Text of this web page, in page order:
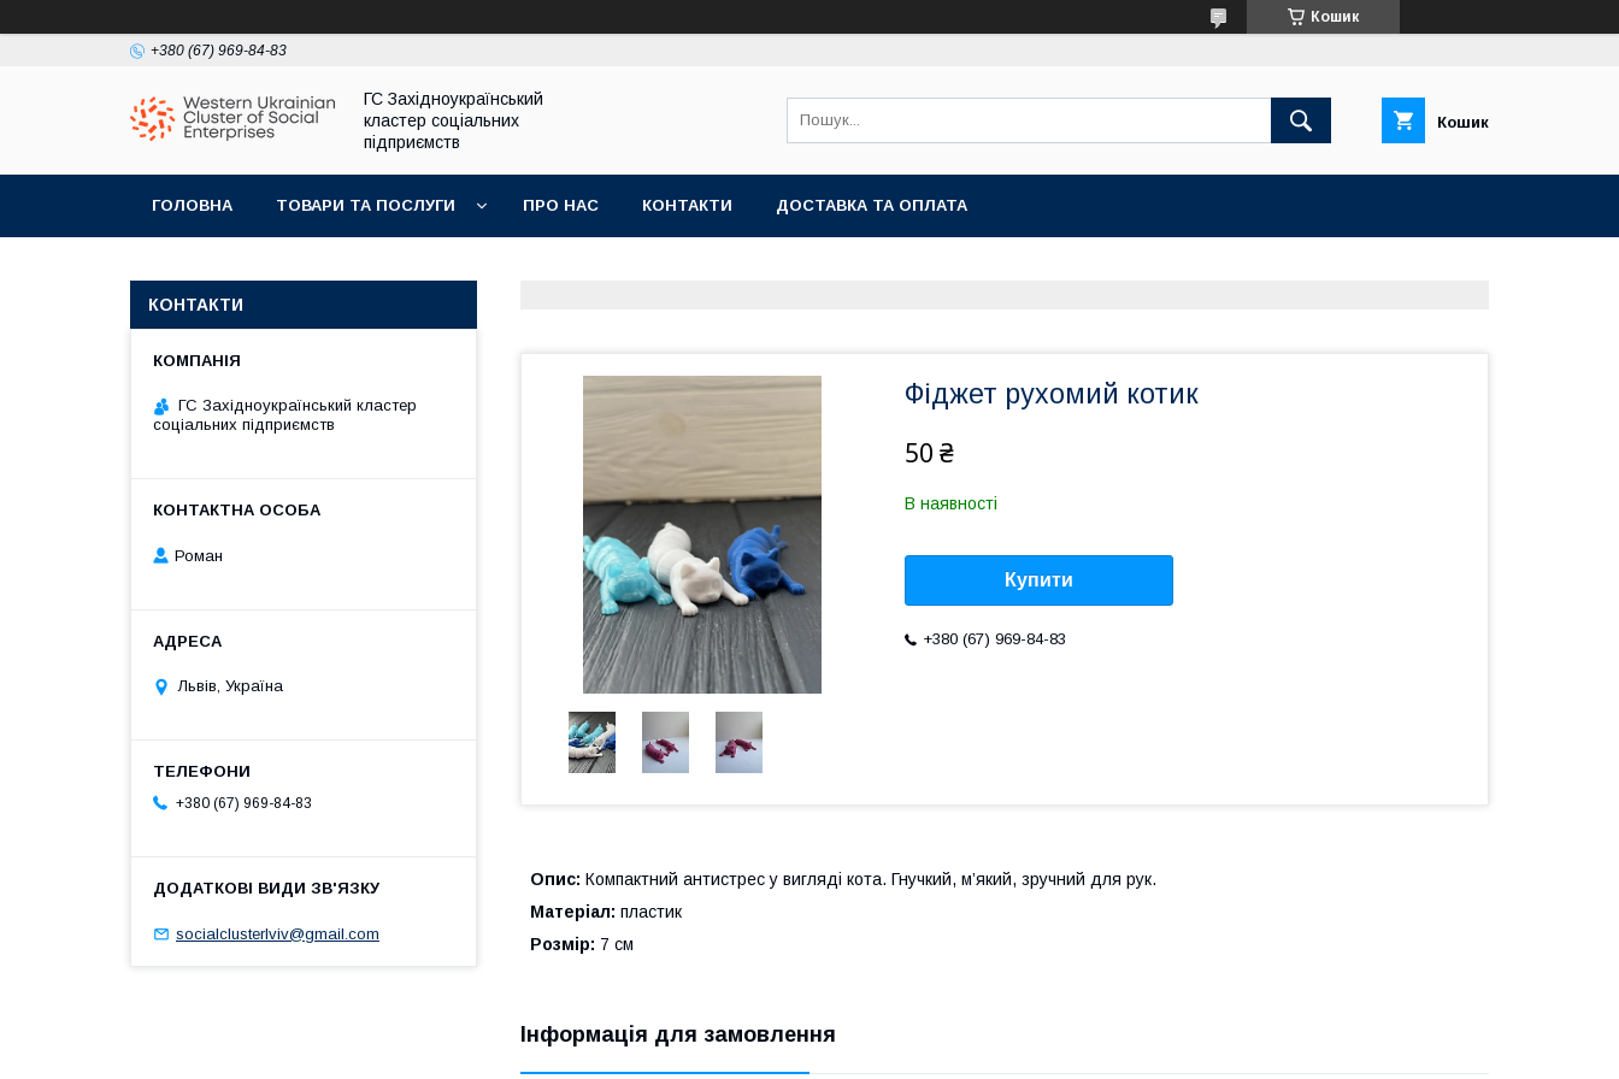
Кошик
+380 (67) 969-84-83
ГС Західноукраїнський
кластер соціальних
підприємств
Кошик
ГОЛОВНА ТОВАРИ ТА ПОСЛУГИ ПРО НАС КОНТАКТИ ДОСТАВКА ТА ОПЛАТА
Фіджет рухомий котик
50 ₴
В наявності
Купити
+380 (67) 969-84-83
Опис: Компактний антистрес у вигляді кота. Гнучкий, м’який, зручний для рук.
Матеріал: пластик
Розмір: 7 см
Інформація для замовлення
КОНТАКТИ
ГС Західноукраїнський кластер
соціальних підприємств
Роман
Львів, Україна
+380 (67) 969-84-83
socialclusterlviv@gmail.com